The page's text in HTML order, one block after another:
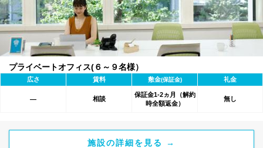
プライベートオフィス(６～９名様）
広さ 賃料 敷金(保証金) 礼金
― 相談
保証金1-2ヵ月（解約
時全額返金）
無し
施設の詳細を見る →